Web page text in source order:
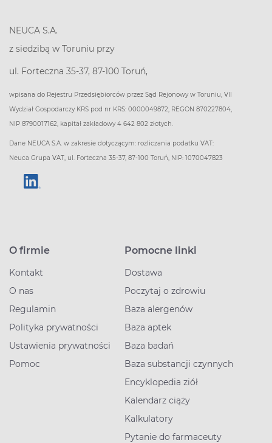
NEUCA S.A.
z siedzibą w Toruniu przy
ul. Forteczna 35-37, 87-100 Toruń,
wpisana do Rejestru Przedsiębiorców przez Sąd Rejonowy w Toruniu, VII
Wydział Gospodarczy KRS pod nr KRS: 0000049872, REGON 870227804,
NIP 8790017162, kapitał zakładowy 4 642 802 złotych.
Dane NEUCA S.A. w zakresie dotyczącym: rozliczania podatku VAT:
Neuca Grupa VAT, ul. Forteczna 35-37, 87-100 Toruń, NIP: 1070047823
O firmie
Kontakt
O nas
Regulamin
Polityka prywatności
Ustawienia prywatności
Pomoc
Pomocne linki
Dostawa
Poczytaj o zdrowiu
Baza alergenów
Baza aptek
Baza badań
Baza substancji czynnych
Encyklopedia ziół
Kalendarz ciąży
Kalkulatory
Pytanie do farmaceuty